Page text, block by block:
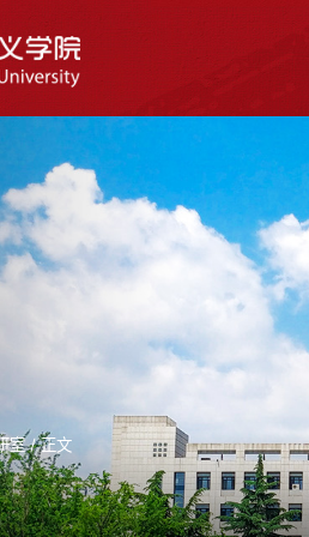
室/正文